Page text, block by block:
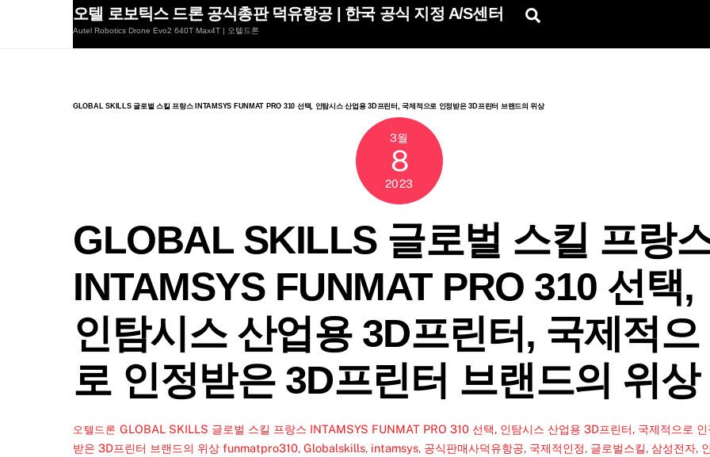
오텔 로보틱스 드론 공식총판 덕유항공 | 한국 공식 지정 A/S센터
Autel Robotics Drone Evo2 640T Max4T | 오텔드론
GLOBAL SKILLS 글로벌 스킬 프랑스 INTAMSYS FUNMAT PRO 310 선택, 인탐시스 산업용 3D프린터, 국제적으로 인정받은 3D프린터 브랜드의 위상
3월
8
2023
GLOBAL SKILLS 글로벌 스킬 프랑
INTAMSYS FUNMAT PRO 310 선택,
인탐시스 산업용 3D프린터, 국제적으
로 인정받은 3D프린터 브랜드의 위상
오텔드론 GLOBAL SKILLS 글로벌 스킬 프랑스 INTAMSYS FUNMAT PRO 310 선택, 인탐시스 산업용 3D프린터, 국제적으로 인
받은 3D프린터 브랜드의 위상 funmatpro310, Globalskills, intamsys, 공식판매사덕유항공, 국제적인정, 글로벌스킬, 삼성전자,